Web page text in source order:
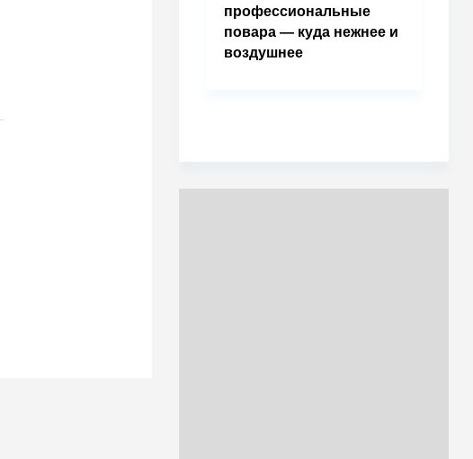
профессиональные
повара — куда нежнее и
воздушнее